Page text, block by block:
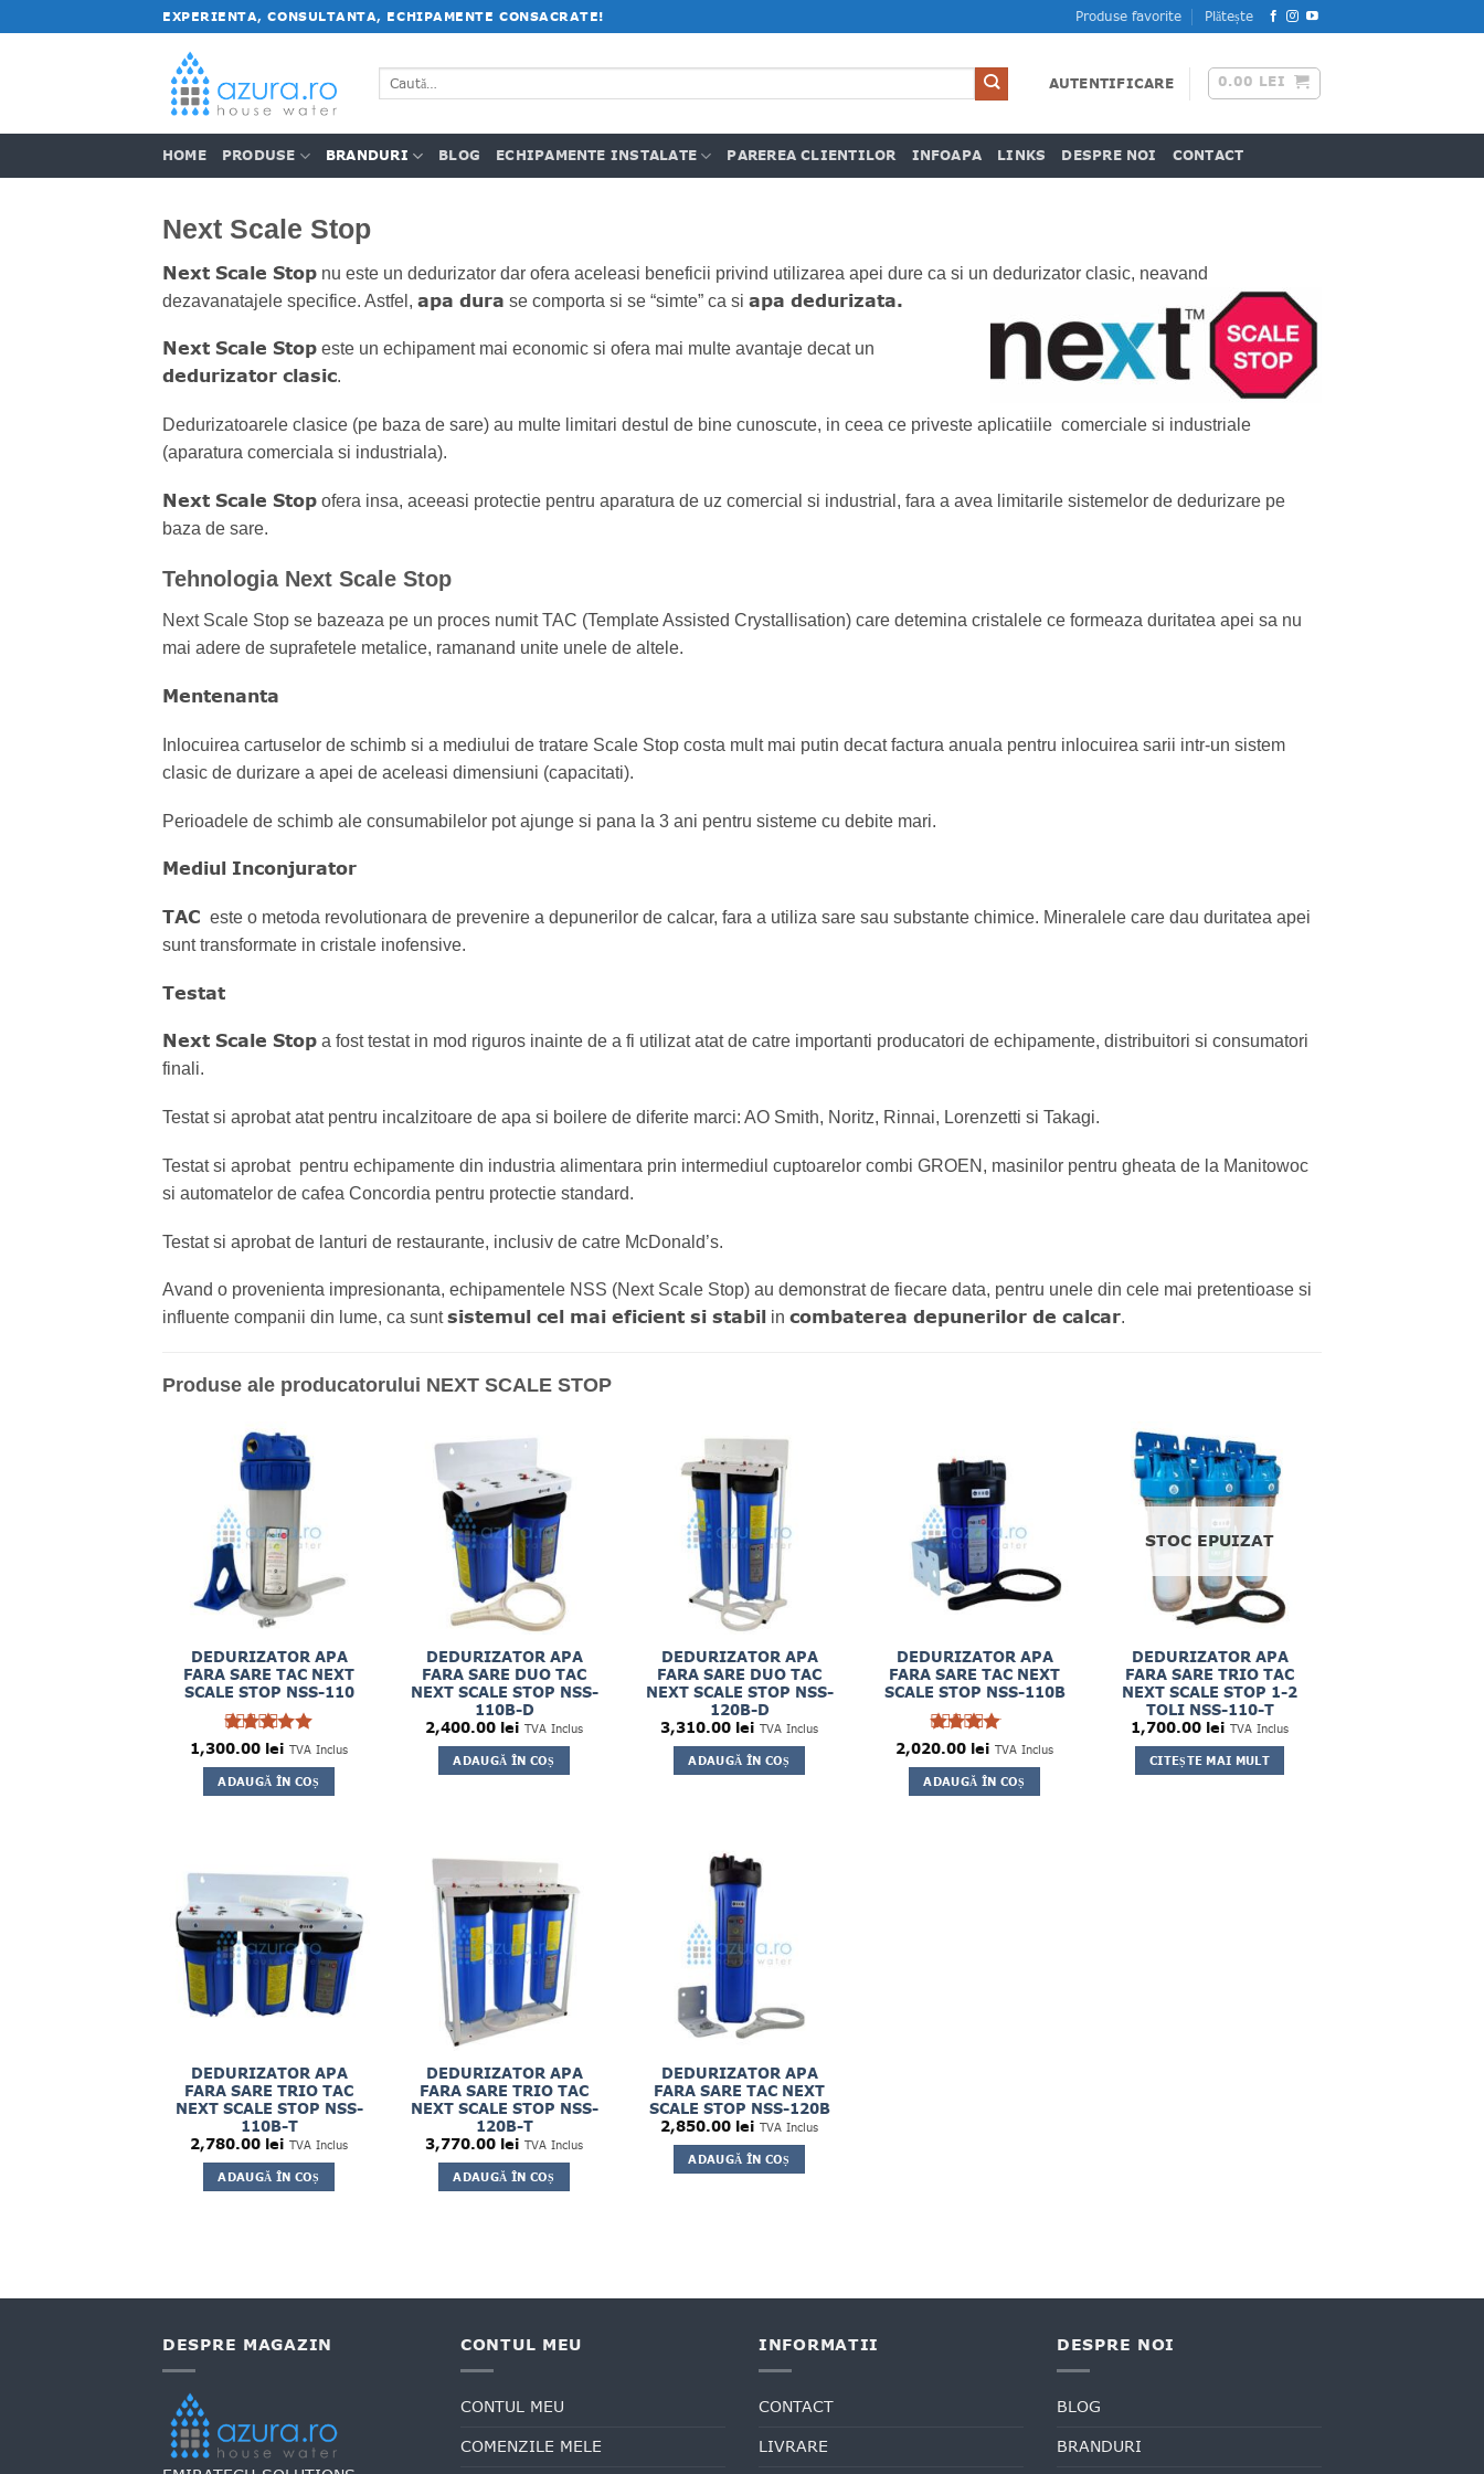
la
EXPERIENTA, CONSULTANTA, ECHIPAMENTE CONSACRATE! Produse favorite Plătește
Caută
după:
AUTENTIFICARE 0.00 LEI
HOME PRODUSE BRANDURI BLOG ECHIPAMENTE INSTALATE PAREREA CLIENTILOR INFOAPA LINKS DESPRE NOI CONTACT
Next Scale Stop
Next Scale Stop nu este un dedurizator dar ofera aceleasi beneficii privind utilizarea apei dure ca si un dedurizator clasic, neavand
dezavanatajele specifice. Astfel, apa dura se comporta si se “simte” ca si apa dedurizata.
Next Scale Stop este un echipament mai economic si ofera mai multe avantaje decat un
dedurizator clasic.
Dedurizatoarele clasice (pe baza de sare) au multe limitari destul de bine cunoscute, in ceea ce priveste aplicatiile comerciale si industriale
(aparatura comerciala si industriala).
Next Scale Stop ofera insa, aceeasi protectie pentru aparatura de uz comercial si industrial, fara a avea limitarile sistemelor de dedurizare pe
baza de sare.
Tehnologia Next Scale Stop
Next Scale Stop se bazeaza pe un proces numit TAC (Template Assisted Crystallisation) care detemina cristalele ce formeaza duritatea apei sa nu
mai adere de suprafetele metalice, ramanand unite unele de altele.
Mentenanta
Inlocuirea cartuselor de schimb si a mediului de tratare Scale Stop costa mult mai putin decat factura anuala pentru inlocuirea sarii intr-un sistem
clasic de durizare a apei de aceleasi dimensiuni (capacitati).
Perioadele de schimb ale consumabilelor pot ajunge si pana la 3 ani pentru sisteme cu debite mari.
Mediul Inconjurator
TAC este o metoda revolutionara de prevenire a depunerilor de calcar, fara a utiliza sare sau substante chimice. Mineralele care dau duritatea apei
sunt transformate in cristale inofensive.
Testat
Next Scale Stop a fost testat in mod riguros inainte de a fi utilizat atat de catre importanti producatori de echipamente, distribuitori si consumatori
finali.
Testat si aprobat atat pentru incalzitoare de apa si boilere de diferite marci: AO Smith, Noritz, Rinnai, Lorenzetti si Takagi.
Testat si aprobat pentru echipamente din industria alimentara prin intermediul cuptoarelor combi GROEN, masinilor pentru gheata de la Manitowoc
si automatelor de cafea Concordia pentru protectie standard.
Testat si aprobat de lanturi de restaurante, inclusiv de catre McDonald’s.
Avand o provenienta impresionanta, echipamentele NSS (Next Scale Stop) au demonstrat de fiecare data, pentru unele din cele mai pretentioase si
influente companii din lume, ca suntsistemul cel mai eficient si stabil in combaterea depunerilor de calcar.
Produse ale producatorului NEXT SCALE STOP
DEDURIZATOR APA
FARA SARE TAC NEXT
SCALE STOP NSS-110
Evaluat la
5din 5
1,300.00 lei TVA Inclus
ADAUGĂ ÎN COȘ
DEDURIZATOR APA
FARA SARE DUO TAC
NEXT SCALE STOP NSS-
110B-D
2,400.00 lei TVA Inclus
ADAUGĂ ÎN COȘ
DEDURIZATOR APA
FARA SARE DUO TAC
NEXT SCALE STOP NSS-
120B-D
3,310.00 lei TVA Inclus
ADAUGĂ ÎN COȘ
DEDURIZATOR APA
FARA SARE TAC NEXT
SCALE STOP NSS-110B
Evaluat
la4din
5
2,020.00 lei TVA Inclus
ADAUGĂ ÎN COȘ
STOC EPUIZAT
DEDURIZATOR APA
FARA SARE TRIO TAC
NEXT SCALE STOP 1-2
TOLI NSS-110-T
1,700.00 lei TVA Inclus
CITEȘTE MAI MULT
DEDURIZATOR APA
FARA SARE TRIO TAC
NEXT SCALE STOP NSS-
110B-T
2,780.00 lei TVA Inclus
ADAUGĂ ÎN COȘ
DEDURIZATOR APA
FARA SARE TRIO TAC
NEXT SCALE STOP NSS-
120B-T
3,770.00 lei TVA Inclus
ADAUGĂ ÎN COȘ
DEDURIZATOR APA
FARA SARE TAC NEXT
SCALE STOP NSS-120B
2,850.00 lei TVA Inclus
ADAUGĂ ÎN COȘ
DESPRE MAGAZIN CONTUL MEU
CONTUL MEU
COMENZILE MELE
INFORMATII
CONTACT
LIVRARE
DESPRE NOI
BLOG
BRANDURI